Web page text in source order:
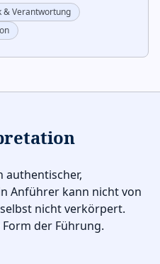
& Verantwortung
authentischer,
Anführer kann nicht von
nicht verkörpert.
der Führung.